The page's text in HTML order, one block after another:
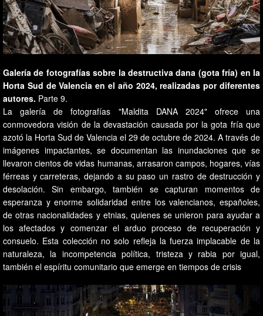
Galería de fotografías sobre la destructiva dana (gota fría) en la
Horta Sud de Valencia en el año 2024, realizadas por diferentes
autores. Parte 9.
La galería de fotografías "Maldita DANA 2024" ofrece una
conmovedora visión de la devastación causada por la gota fría que
azotó la Horta Sud de Valencia el 29 de octubre de 2024. A través de
imágenes impactantes, se documentan las inundaciones que se
llevaron cientos de vidas humanas, arrasaron campos, hogares, vías
férreas y carreteras, dejando a su paso un rastro de destrucción y
desolación. Sin embargo, también se capturan momentos de
esperanza y enorme solidaridad entre los valencianos, españoles,
de otras nacionalidades y etnias, quienes se unieron para ayudar a
los afectados y comenzar el arduo proceso de recuperación y
consuelo. Esta colección no solo refleja la fuerza implacable de la
naturaleza, la incompetencia política, tristeza y rabia por igual,
también el espíritu comunitario que emerge en tiempos de crisis